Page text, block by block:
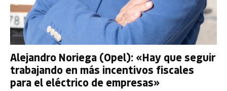
Alejandro Noriega (Opel): «Hay que seguir
trabajando en más incentivos fiscales
para el eléctrico de empresas»